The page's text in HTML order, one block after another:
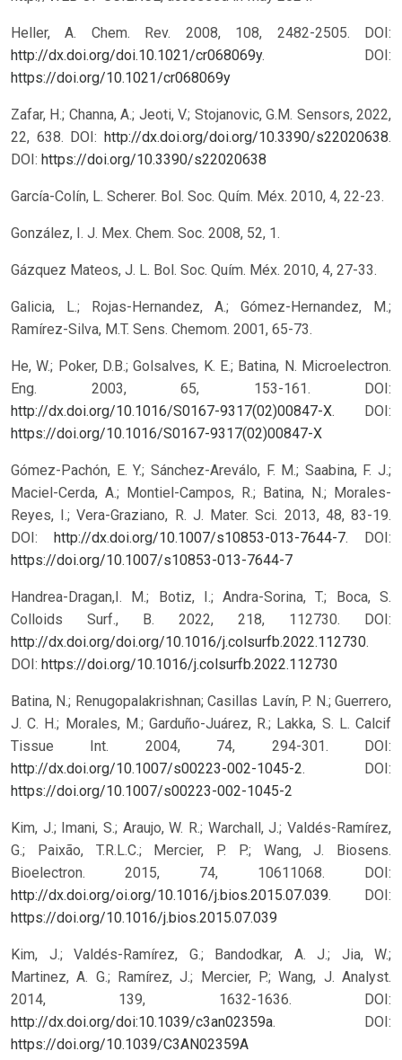
Heller, A. Chem. Rev. 2008, 108, 2482-2505. DOI:
http://dx.doi.org/doi.10.1021/cr068069y.
DOI:
https://doi.org/10.1021/cr068069y
Zafar, H.; Channa, A.; Jeoti, V.; Stojanovic, G.M. Sensors, 2022,
22, 638. DOI: http://dx.doi.org/doi.org/10.3390/s22020638.
DOI: https://doi.org/10.3390/s22020638
García-Colín, L. Scherer. Bol. Soc. Quím. Méx. 2010, 4, 22-23.
González, I. J. Mex. Chem. Soc. 2008, 52, 1.
Gázquez Mateos, J. L. Bol. Soc. Quím. Méx. 2010, 4, 27-33.
Galicia, L.; Rojas-Hernandez, A.; Gómez-Hernandez, M.;
Ramírez-Silva, M.T. Sens. Chemom. 2001, 65-73.
He, W.; Poker, D.B.; Golsalves, K. E.; Batina, N. Microelectron.
Eng. 2003, 65, 153-161. DOI:
http://dx.doi.org/10.1016/S0167-9317(02)00847-X.
DOI:
https://doi.org/10.1016/S0167-9317(02)00847-X
Gómez-Pachón, E. Y.; Sánchez-Areválo, F. M.; Saabina, F. J.;
Maciel-Cerda, A.; Montiel-Campos, R.; Batina, N.; Morales-
Reyes, I.; Vera-Graziano, R. J. Mater. Sci. 2013, 48, 83-19.
DOI:
http://dx.doi.org/10.1007/s10853-013-7644-7.
DOI:
https://doi.org/10.1007/s10853-013-7644-7
Handrea-Dragan,I. M.; Botiz, I.; Andra-Sorina, T.; Boca, S.
Colloids Surf., B. 2022, 218, 112730. DOI:
http://dx.doi.org/doi.org/10.1016/j.colsurfb.2022.112730.
DOI: https://doi.org/10.1016/j.colsurfb.2022.112730
Batina, N.; Renugopalakrishnan; Casillas Lavín, P. N.; Guerrero,
J. C. H.; Morales, M.; Garduño-Juárez, R.; Lakka, S. L. Calcif
Tissue Int. 2004, 74, 294-301. DOI:
http://dx.doi.org/10.1007/s00223-002-1045-2.
DOI:
https://doi.org/10.1007/s00223-002-1045-2
Kim, J.; Imani, S.; Araujo, W. R.; Warchall, J.; Valdés-Ramírez,
G.; Paixão, T.R.L.C.; Mercier, P. P.; Wang, J. Biosens.
Bioelectron. 2015, 74, 10611068. DOI:
http://dx.doi.org/oi.org/10.1016/j.bios.2015.07.039.
DOI:
https://doi.org/10.1016/j.bios.2015.07.039
Kim, J.; Valdés-Ramírez, G.; Bandodkar, A. J.; Jia, W.;
Martinez, A. G.; Ramírez, J.; Mercier, P.; Wang, J. Analyst.
2014, 139, 1632-1636. DOI:
http://dx.doi.org/doi:10.1039/c3an02359a.
DOI:
https://doi.org/10.1039/C3AN02359A